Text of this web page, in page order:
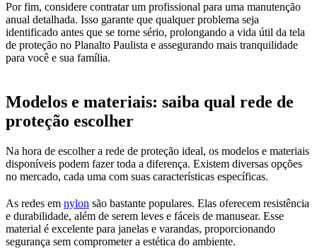
Por fim, considere contratar um profissional para uma manutenção
anual detalhada. Isso garante que qualquer problema seja
identificado antes que se torne sério, prolongando a vida útil da tela
de proteção no Planalto Paulista e assegurando mais tranquilidade
para você e sua família.
Modelos e materiais: saiba qual rede de
proteção escolher
Na hora de escolher a rede de proteção ideal, os modelos e materiais
disponíveis podem fazer toda a diferença. Existem diversas opções
no mercado, cada uma com suas características específicas.
As redes em nylon são bastante populares. Elas oferecem resistência
e durabilidade, além de serem leves e fáceis de manusear. Esse
material é excelente para janelas e varandas, proporcionando
segurança sem comprometer a estética do ambiente.